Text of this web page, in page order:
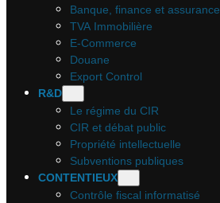
Banque, finance et assurance
TVA Immobilière
E-Commerce
Douane
Export Control
R&D
Le régime du CIR
CIR et débat public
Propriété intellectuelle
Subventions publiques
CONTENTIEUX
Contrôle fiscal informatisé